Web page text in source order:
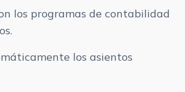
los programas de contabilidad
los asientos